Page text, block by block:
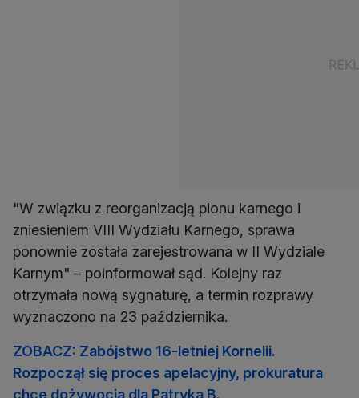
"W związku z reorganizacją pionu karnego i
zniesieniem VIII Wydziału Karnego, sprawa
ponownie została zarejestrowana w II Wydziale
Karnym" – poinformował sąd. Kolejny raz
otrzymała nową sygnaturę, a termin rozprawy
wyznaczono na 23 października.
ZOBACZ: Zabójstwo 16-letniej Kornelii.
Rozpoczął się proces apelacyjny, prokuratura
chce dożywocia dla Patryka B.